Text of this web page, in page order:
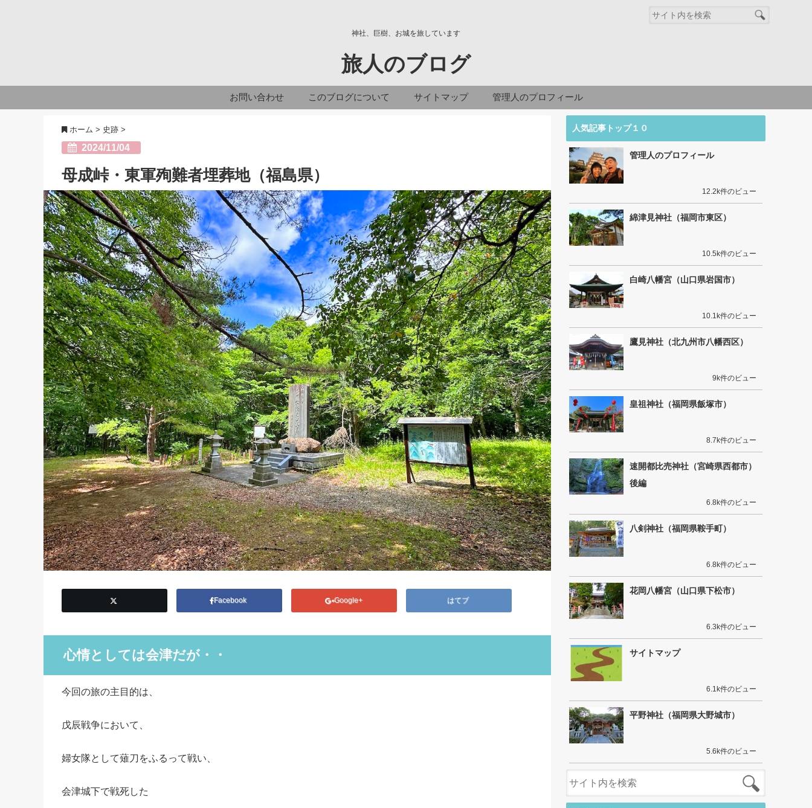
神社、巨樹、お城を旅しています
旅人のブログ
お問い合わせ このブログについて サイトマップ 管理人のプロフィール
ホーム > 史跡 >
2024/11/04
母成峠・東軍殉難者埋葬地（福島県）
Facebook Google+ はてブ
心情としては会津だが・・
今回の旅の主目的は、
戊辰戦争において、
婦女隊として薙刀をふるって戦い、
会津城下で戦死した
人気記事トップ１０
管理人のプロフィール
12.2k件のビュー
綿津見神社（福岡市東区）
10.5k件のビュー
白崎八幡宮（山口県岩国市）
10.1k件のビュー
鷹見神社（北九州市八幡西区）
9k件のビュー
皇祖神社（福岡県飯塚市）
8.7k件のビュー
速開都比売神社（宮崎県西都市）
後編
6.8k件のビュー
八剣神社（福岡県鞍手町）
6.8k件のビュー
花岡八幡宮（山口県下松市）
6.3k件のビュー
サイトマップ
6.1k件のビュー
平野神社（福岡県大野城市）
5.6k件のビュー